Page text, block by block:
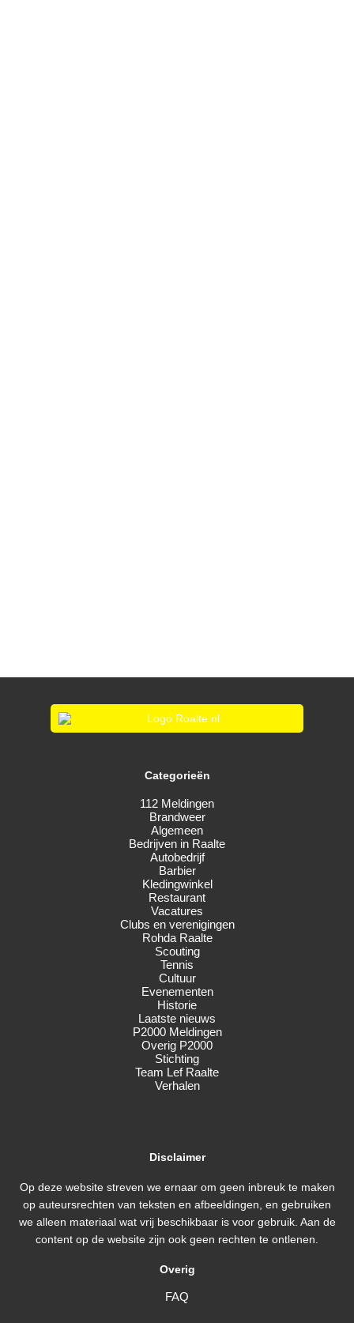
Categorieën
112 Meldingen
Brandweer
Algemeen
Bedrijven in Raalte
Autobedrijf
Barbier
Kledingwinkel
Restaurant
Vacatures
Clubs en verenigingen
Rohda Raalte
Scouting
Tennis
Cultuur
Evenementen
Historie
Laatste nieuws
P2000 Meldingen
Overig P2000
Stichting
Team Lef Raalte
Verhalen
Disclaimer
Op deze website streven we ernaar om geen inbreuk te maken
op auteursrechten van teksten en afbeeldingen, en gebruiken
we alleen materiaal wat vrij beschikbaar is voor gebruik. Aan de
content op de website zijn ook geen rechten te ontlenen.
Overig
FAQ